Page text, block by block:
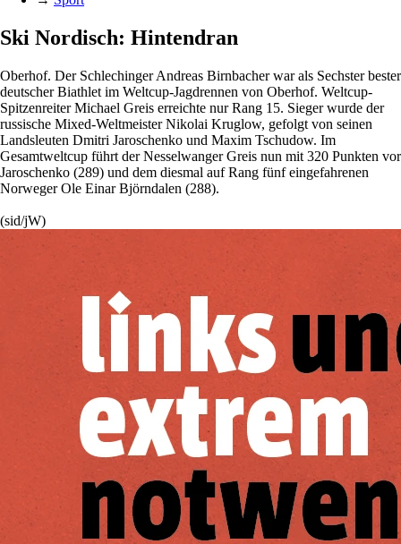
Ski Nordisch: Hintendran
Oberhof. Der Schlechinger Andreas Birnbacher war als Sechster bester
deutscher Biathlet im Weltcup-Jagdrennen von Oberhof. Weltcup-
Spitzenreiter Michael Greis erreichte nur Rang 15. Sieger wurde der
russische Mixed-Weltmeister Nikolai Kruglow, gefolgt von seinen
Landsleuten Dmitri Jaroschenko und Maxim Tschudow. Im
Gesamtweltcup führt der Nesselwanger Greis nun mit 320 Punkten vor
Jaroschenko (289) und dem diesmal auf Rang fünf eingefahrenen
Norweger Ole Einar Björndalen (288).
(sid/jW)